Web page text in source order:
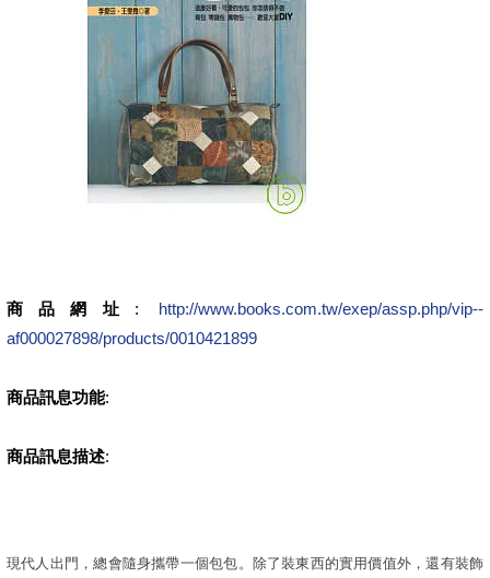
商品網址 : http://www.books.com.tw/exep/assp.php/vip--
af000027898/products/0010421899
商品訊息功能:
商品訊息描述:
現代人出門，總會隨身攜帶一個包包。除了裝東西的實用價值外，還有裝飾